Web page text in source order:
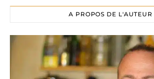
A PROPOS DE L'AUTEUR